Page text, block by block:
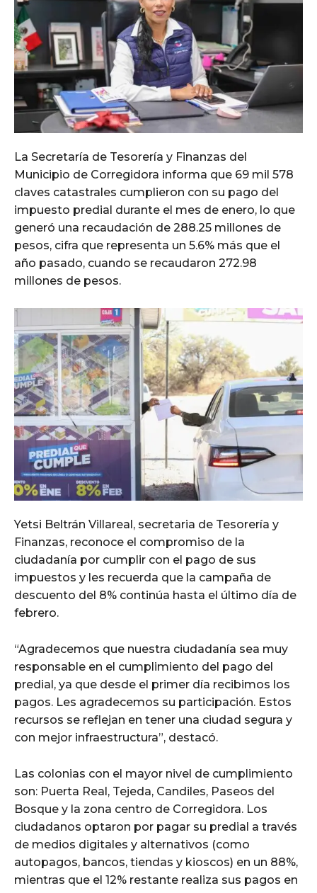
La Secretaría de Tesorería y Finanzas del
Municipio de Corregidora informa que 69 mil 578
claves catastrales cumplieron con su pago del
impuesto predial durante el mes de enero, lo que
generó una recaudación de 288.25 millones de
pesos, cifra que representa un 5.6% más que el
año pasado, cuando se recaudaron 272.98
millones de pesos.
Yetsi Beltrán Villareal, secretaria de Tesorería y
Finanzas, reconoce el compromiso de la
ciudadanía por cumplir con el pago de sus
impuestos y les recuerda que la campaña de
descuento del 8% continúa hasta el último día de
febrero.
“Agradecemos que nuestra ciudadanía sea muy
responsable en el cumplimiento del pago del
predial, ya que desde el primer día recibimos los
pagos. Les agradecemos su participación. Estos
recursos se reflejan en tener una ciudad segura y
con mejor infraestructura”, destacó.
Las colonias con el mayor nivel de cumplimiento
son: Puerta Real, Tejeda, Candiles, Paseos del
Bosque y la zona centro de Corregidora. Los
ciudadanos optaron por pagar su predial a través
de medios digitales y alternativos (como
autopagos, bancos, tiendas y kioscos) en un 88%,
mientras que el 12% restante realiza sus pagos en